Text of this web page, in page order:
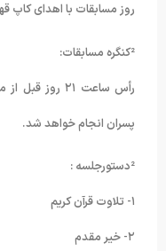
روز مسابقات با اهدای کاپ
رأس ساعت ۲۱
پسران انجام خواهد شد.
۲- خیر مقدم